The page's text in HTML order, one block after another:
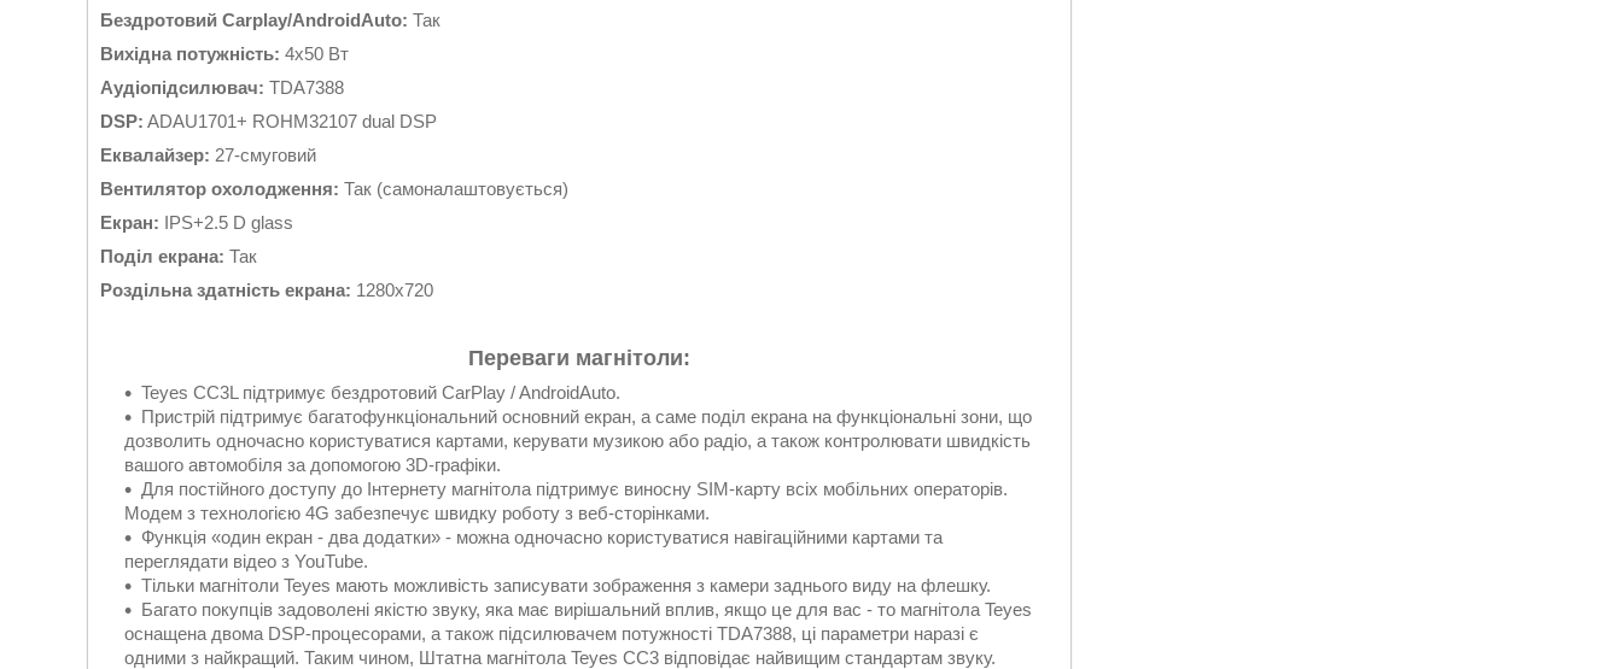
Бездротовий Carplay/AndroidAuto: Так
Вихідна потужність: 4x50 Вт
Аудіопідсилювач: TDA7388
DSP: ADAU1701+ ROHM32107 dual DSP
Еквалайзер: 27-смуговий
Вентилятор охолодження: Так (самоналаштовується)
Екран: IPS+2.5 D glass
Поділ екрана: Так
Роздільна здатність екрана: 1280x720
Переваги магнітоли:
Teyes CC3L підтримує бездротовий CarPlay / AndroidAuto.
Пристрій підтримує багатофункціональний основний екран, а саме поділ екрана на функціональні зони, що
дозволить одночасно користуватися картами, керувати музикою або радіо, а також контролювати швидкість
вашого автомобіля за допомогою 3D-графіки.
Для постійного доступу до Інтернету магнітола підтримує виносну SIM-карту всіх мобільних операторів.
Модем з технологією 4G забезпечує швидку роботу з веб-сторінками.
Функція «один екран - два додатки» - можна одночасно користуватися навігаційними картами та
переглядати відео з YouTube.
Тільки магнітоли Teyes мають можливість записувати зображення з камери заднього виду на флешку.
Багато покупців задоволені якістю звуку, яка має вирішальний вплив, якщо це для вас - то магнітола Teyes
оснащена двома DSP-процесорами, а також підсилювачем потужності TDA7388, ці параметри наразі є
одними з найкращий. Таким чином, Штатна магнітола Teyes CC3 відповідає найвищим стандартам звуку.